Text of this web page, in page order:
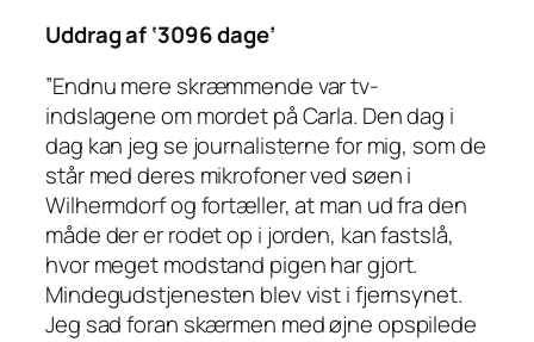
Uddrag af ‘3096 dage’
”Endnu mere skræmmende var tv-
indslagene om mordet på Carla. Den dag i
dag kan jeg se journalisterne for mig, som de
står med deres mikrofoner ved søen i
Wilhermdorf og fortæller, at man ud fra den
måde der er rodet op i jorden, kan fastslå,
hvor meget modstand pigen har gjort.
Mindegudstjenesten blev vist i fjernsynet.
Jeg sad foran skærmen med øjne opspilede